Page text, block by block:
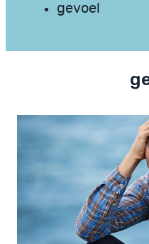
gevoel